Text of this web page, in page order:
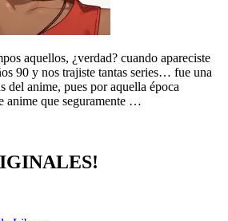
aquellos, ¿verdad? cuando apareciste
90 y nos trajiste tantas series… fue una
del anime, pues por aquella época
anime que seguramente …